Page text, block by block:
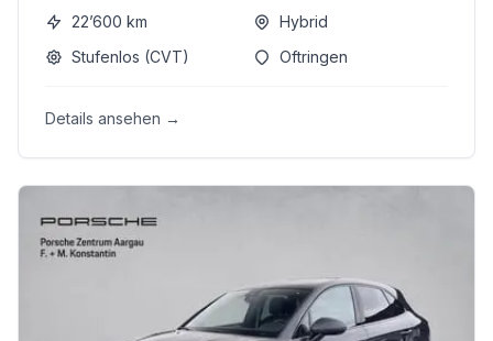
22’600 km
Hybrid
Stufenlos (CVT)
Oftringen
Details ansehen →